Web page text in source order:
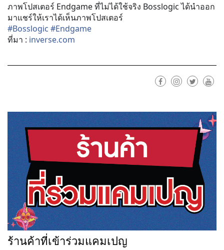
ภาพโปสเตอร์ Endgame ที่ไม่ได้ใช้จริง Bosslogic ได้นำออก
มาแชร์ให้เราได้เห็นภาพโปสเตอร์
#Bosslogic #Endgame
ที่มา : inverse.com
ร้านค้าที่เข้าร่วมแคมเปญ